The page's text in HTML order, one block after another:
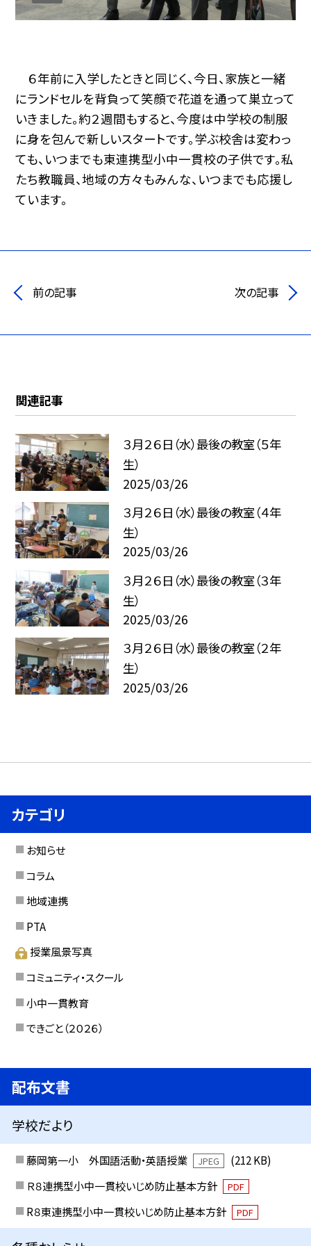
６年前に入学したときと同じく、今日、家族と一緒
にランドセルを背負って笑顔で花道を通って巣立って
いきました。約２週間もすると、今度は中学校の制服
に身を包んで新しいスタートです。学ぶ校舎は変わっ
ても、いつまでも東連携型小中一貫校の子供です。私
たち教職員、地域の方々もみんな、いつまでも応援し
ています。
前の記事 次の記事
関連記事
３月２６日（水）最後の教室（５年
生）
2025/03/26
３月２６日（水）最後の教室（４年
生）
2025/03/26
３月２６日（水）最後の教室（３年
生）
2025/03/26
３月２６日（水）最後の教室（２年
生）
2025/03/26
カテゴリ
お知らせ
コラム
地域連携
PTA
授業風景写真
コミュニティ・スクール
小中一貫教育
できごと（２０２６）
配布文書
学校だより
藤岡第一小 外国語活動・英語授業 JPEG
(212 KB)
Ｒ８連携型小中一貫校いじめ防止基本方針
PDF
R８東連携型小中一貫校いじめ防止基本方針 PDF